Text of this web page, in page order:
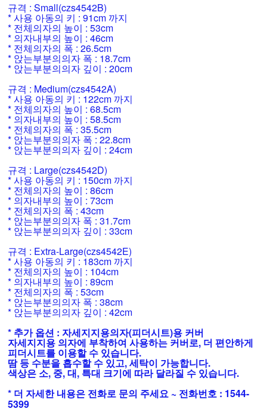
규격 : Small(czs4542B)
* 사용 아동의 키 : 91cm 까지
* 전체의자의 높이 : 53cm
* 의자내부의 높이 : 46cm
* 전체의자의 폭 : 26.5cm
* 앉는부분의의자 폭 : 18.7cm
* 앉는부분의의자 깊이 : 20cm
규격 : Medium(czs4542A)
* 사용 아동의 키 : 122cm 까지
* 전체의자의 높이 : 68.5cm
* 의자내부의 높이 : 58.5cm
* 전체의자의 폭 : 35.5cm
* 앉는부분의의자 폭 : 22.8cm
* 앉는부분의의자 깊이 : 24cm
규격 : Large(czs4542D)
* 사용 아동의 키 : 150cm 까지
* 전체의자의 높이 : 86cm
* 의자내부의 높이 : 73cm
* 전체의자의 폭 : 43cm
* 앉는부분의의자 폭 : 31.7cm
* 앉는부분의의자 깊이 : 33cm
규격 : Extra-Large(czs4542E)
* 사용 아동의 키 : 183cm 까지
* 전체의자의 높이 : 104cm
* 의자내부의 높이 : 89cm
* 전체의자의 폭 : 53cm
* 앉는부분의의자 폭 : 38cm
* 앉는부분의의자 깊이 : 42cm
* 추가 옵션 : 자세지지용의자(피더시트)용 커버
자세지지용 의자에 부착하여 사용하는 커버로, 더 편안하게
피더시트를 이용할 수 있습니다.
땀 등 수분을 흡수할 수 있고, 세탁이 가능합니다.
색상은 소, 중, 대, 특대 크기에 따라 달라질 수 있습니다.
* 더 자세한 내용은 전화로 문의 주세요 ~ 전화번호 : 1544-
5399